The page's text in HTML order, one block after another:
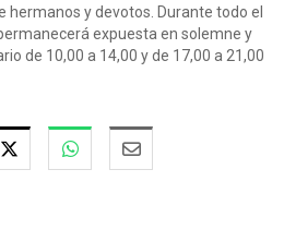
hermanos y devotos. Durante todo el
expuesta en solemne y
de 10,00 a 14,00 y de 17,00 a 21,00